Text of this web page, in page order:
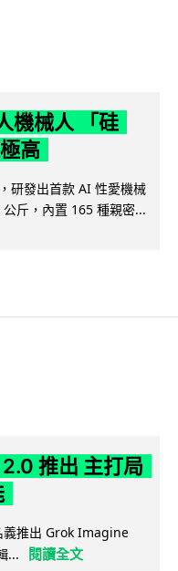
機械人 「硅
高
研發出首款 AI 性愛機械
斤，內置 165 種親密...
推出 主打局
義推出 Grok Imagine
...
閱讀全文